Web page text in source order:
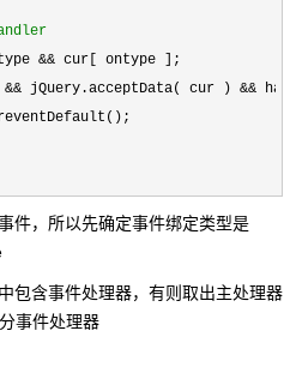
&&
cur[ ontype ];
jQuery.acceptData( cur ) &&
件，所以先确定事件绑定类型是
包含事件处理器， 有则取出主处理器
事件处理器